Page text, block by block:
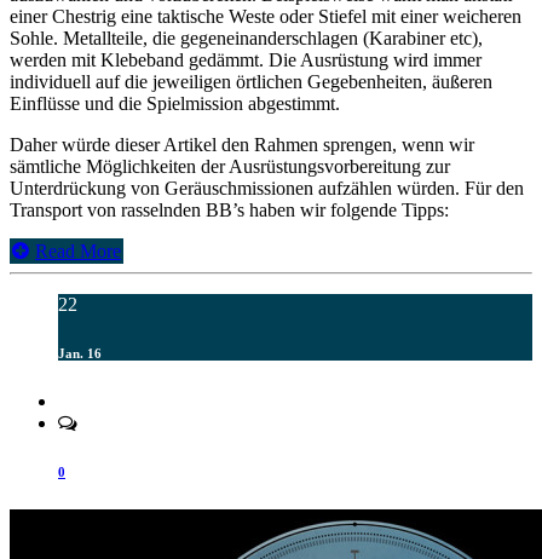
einer Chestrig eine taktische Weste oder Stiefel mit einer weicheren
Sohle. Metallteile, die gegeneinanderschlagen (Karabiner etc),
werden mit Klebeband gedämmt. Die Ausrüstung wird immer
individuell auf die jeweiligen örtlichen Gegebenheiten, äußeren
Einflüsse und die Spielmission abgestimmt.
Daher würde dieser Artikel den Rahmen sprengen, wenn wir
sämtliche Möglichkeiten der Ausrüstungsvorbereitung zur
Unterdrückung von Geräuschmissionen aufzählen würden. Für den
Transport von rasselnden BB’s haben wir folgende Tipps:
Read More
22
Jan. 16
0